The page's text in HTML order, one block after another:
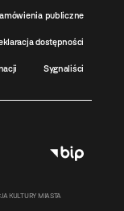
publiczne
dostępności
Sygnaliści
KULTURY MIASTA